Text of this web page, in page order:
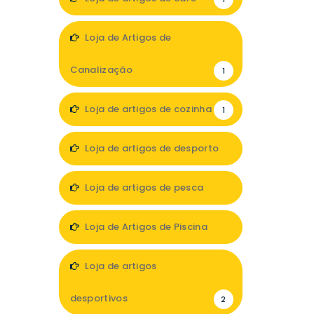
Loja de Artigos de
Canalização 1
Loja de artigos de cozinha 1
Loja de artigos de desporto
Loja de artigos de pesca
Loja de Artigos de Piscina
Loja de artigos
desportivos 2